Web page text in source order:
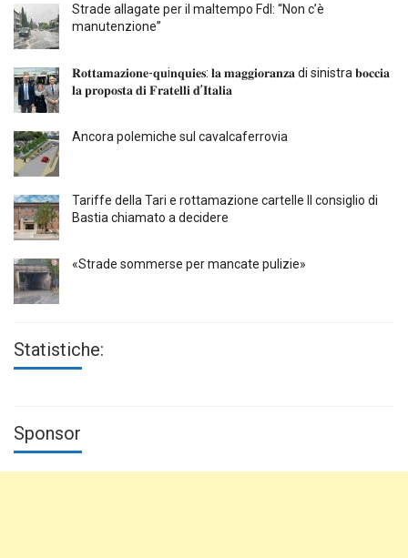
Strade allagate per il maltempo FdI: “Non c’è
manutenzione”
𝐑𝐨𝐭𝐭𝐚𝐦𝐚𝐳𝐢𝐨𝐧𝐞-𝐪𝐮i𝐧𝐪𝐮𝐢𝐞𝐬: 𝐥𝐚 𝐦𝐚𝐠𝐠𝐢𝐨𝐫𝐚𝐧𝐳𝐚 di sinistra 𝐛𝐨𝐜𝐜𝐢𝐚
𝐥𝐚 𝐩𝐫𝐨𝐩𝐨𝐬𝐭𝐚 𝐝𝐢 𝐅𝐫𝐚𝐭𝐞𝐥𝐥𝐢 𝐝’𝐈𝐭𝐚𝐥𝐢𝐚
Ancora polemiche sul cavalcaferrovia
Tariffe della Tari e rottamazione cartelle Il consiglio di
Bastia chiamato a decidere
«Strade sommerse per mancate pulizie»
Statistiche:
Sponsor